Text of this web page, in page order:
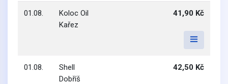
01.08.
Koloc Oil
Kařez
41,90 Kč
01.08.
Shell
Dobříš
42,50 Kč